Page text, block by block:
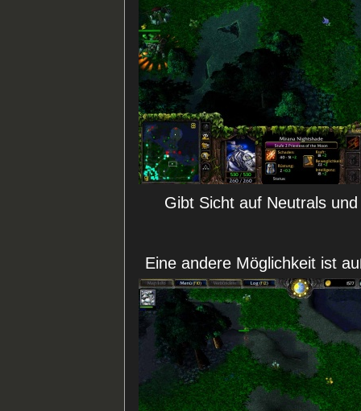
Gibt Sicht auf Neutrals
Eine andere Möglichkeit ist